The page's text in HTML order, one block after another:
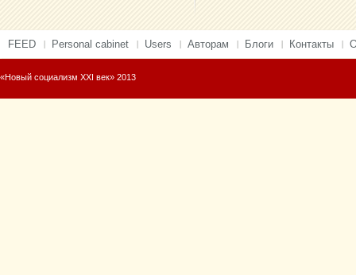
FEED Personal cabinet Users Авторам Блоги Контакты
«Новый социализм XXI век» 2013